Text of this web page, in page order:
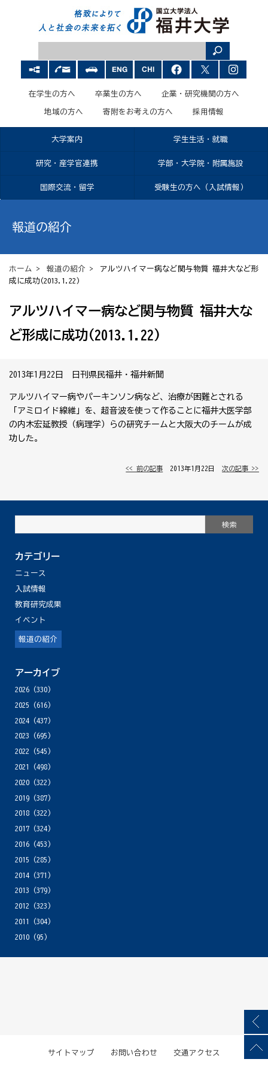
在学生の方へ 卒業生の方へ 企業・研究機関の方へ
地域の方へ 寄附をお考えの方へ 採用情報
大学案内 学生生活・就職
研究・産学官連携 学部・大学院・附属施設
国際交流・留学 受験生の方へ（入試情報）
報道の紹介
ホーム > 報道の紹介 > アルツハイマー病など関与物質 福井大など形
成に成功(2013.1.22)
アルツハイマー病など関与物質 福井大な
ど形成に成功(2013.1.22)
2013年1月22日 日刊県民福井・福井新聞
アルツハイマー病やパーキンソン病など、治療が困難とされる
「アミロイド線維」を、超音波を使って作ることに福井大医学部
の内木宏延教授（病理学）らの研究チームと大阪大のチームが成
功した。
<< 前の記事 │ 2013年1月22日 │次の記事 >>
カテゴリー
ニュース
入試情報
教育研究成果
イベント
報道の紹介
アーカイブ
2026(330)
2025 (616)
2024(437)
2023 (695)
2022 (545)
2021
(498)
2020(322)
2019(387)
2018(322)
2017(324)
2016(453)
2015 (285)
2014(371)
2013 (379)
2012 (323)
2011
(304)
2010(95)
サイトマップ お問い合わせ 交通アクセス